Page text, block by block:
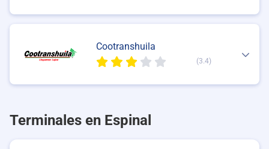
Cootranshuila
(3.4)
Terminales en Espinal